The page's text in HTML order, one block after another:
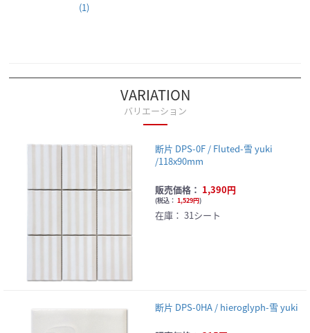
(1)
VARIATION
バリエーション
断片 DPS-0F / Fluted-雪 yuki
/118x90mm
販売価格： 1,390円
(税込： 1,529円)
在庫： 31シート
断片 DPS-0HA / hieroglyph-雪 yuki